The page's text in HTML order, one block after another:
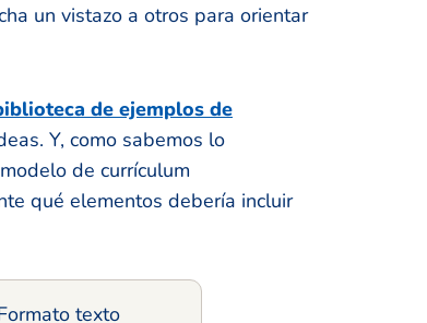
un vistazo a otros para orientar
de ejemplos de
Y, como sabemos lo
de currículum
qué elementos debería incluir
texto